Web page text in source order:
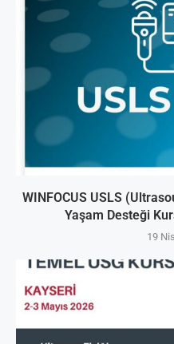
WINFOCUS USLS
Yaşam Desteği
19